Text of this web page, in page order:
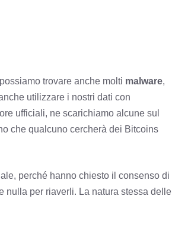
trovare anche molti malware,
utilizzare i nostri dati con
ufficiali, ne scarichiamo alcune sul
che qualcuno cercherà dei Bitcoins
perché hanno chiesto il consenso di
nulla per riaverli. La natura stessa delle